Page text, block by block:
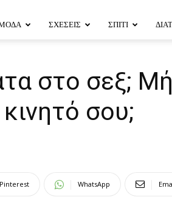
ΣΧΕΣΕΙΣ ΣΠΙΤΙ
στο σεξ;
σου;
Pinterest WhatsApp